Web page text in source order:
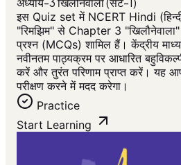
इस Quiz set में NCERT Hindi
"रिमझिम" से Chapter 3 "खिलौनेवाला"
प्रश्न (MCQs) शामिल हैं। केंद्रीय
नवीनतम पाठ्यक्रम पर आधारित
करें और तुरंत परिणाम प्राप्त करें। यह
परीक्षण करने में मदद करेगा।
Practice
Start Learning